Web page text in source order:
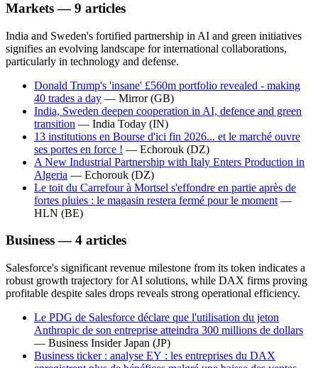
Markets — 9 articles
India and Sweden's fortified partnership in AI and green initiatives
signifies an evolving landscape for international collaborations,
particularly in technology and defense.
Donald Trump's 'insane' £560m portfolio revealed - making
40 trades a day — Mirror (GB)
India, Sweden deepen cooperation in AI, defence and green
transition — India Today (IN)
13 institutions en Bourse d'ici fin 2026... et le marché ouvre
ses portes en force ! — Echorouk (DZ)
A New Industrial Partnership with Italy Enters Production in
Algeria — Echorouk (DZ)
Le toit du Carrefour à Mortsel s'effondre en partie après de
fortes pluies : le magasin restera fermé pour le moment —
HLN (BE)
Business — 4 articles
Salesforce's significant revenue milestone from its token indicates a
robust growth trajectory for AI solutions, while DAX firms proving
profitable despite sales drops reveals strong operational efficiency.
Le PDG de Salesforce déclare que l'utilisation du jeton
Anthropic de son entreprise atteindra 300 millions de dollars
— Business Insider Japan (JP)
Business ticker : analyse EY : les entreprises du DAX